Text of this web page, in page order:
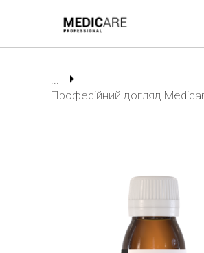
...
Професійний догляд